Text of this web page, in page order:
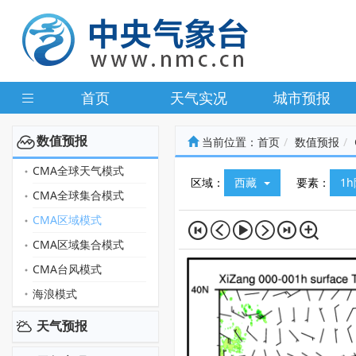
首页 天气实况 城市预报
数值预报
CMA全球天气模式
CMA全球集合模式
CMA区域模式
CMA区域集合模式
CMA台风模式
海浪模式
天气预报
当前位置： 首页 数值预报
区域： 西藏 要素：